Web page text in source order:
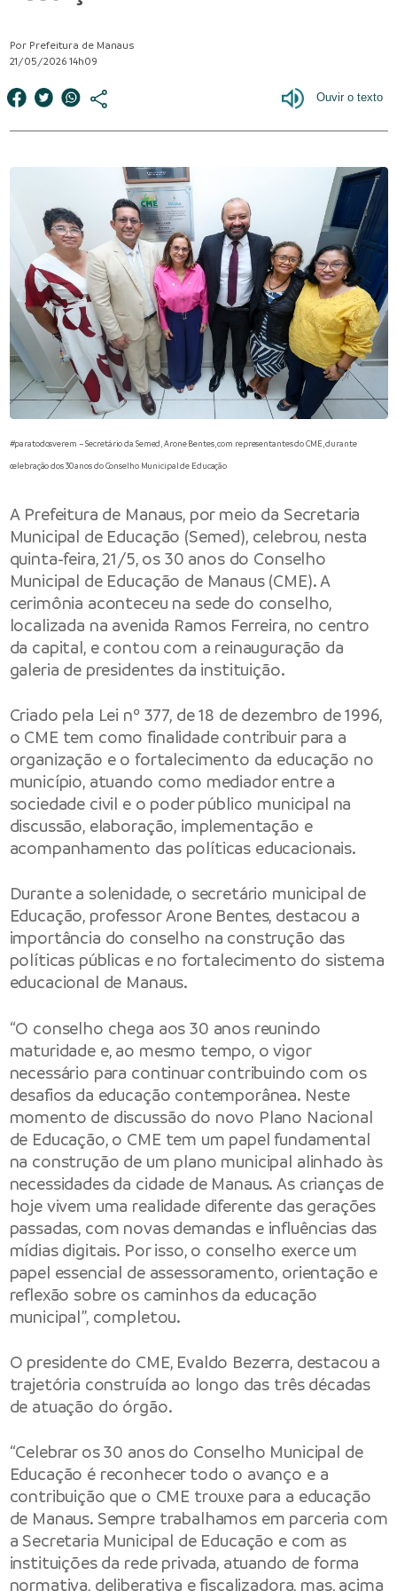
Por Prefeitura de Manaus
21/05/2026 14h09
#paratodosverem – Secretário da Semed, Arone Bentes, com representantes do CME, durante
celebração dos 30 anos do Conselho Municipal de Educação
A Prefeitura de Manaus, por meio da Secretaria
Municipal de Educação (Semed), celebrou, nesta
quinta-feira, 21/5, os 30 anos do Conselho
Municipal de Educação de Manaus (CME). A
cerimônia aconteceu na sede do conselho,
localizada na avenida Ramos Ferreira, no centro
da capital, e contou com a reinauguração da
galeria de presidentes da instituição.
Criado pela Lei nº 377, de 18 de dezembro de 1996,
o CME tem como finalidade contribuir para a
organização e o fortalecimento da educação no
município, atuando como mediador entre a
sociedade civil e o poder público municipal na
discussão, elaboração, implementação e
acompanhamento das políticas educacionais.
Durante a solenidade, o secretário municipal de
Educação, professor Arone Bentes, destacou a
importância do conselho na construção das
políticas públicas e no fortalecimento do sistema
educacional de Manaus.
“O conselho chega aos 30 anos reunindo
maturidade e, ao mesmo tempo, o vigor
necessário para continuar contribuindo com os
desafios da educação contemporânea. Neste
momento de discussão do novo Plano Nacional
de Educação, o CME tem um papel fundamental
na construção de um plano municipal alinhado às
necessidades da cidade de Manaus. As crianças de
hoje vivem uma realidade diferente das gerações
passadas, com novas demandas e influências das
mídias digitais. Por isso, o conselho exerce um
papel essencial de assessoramento, orientação e
reflexão sobre os caminhos da educação
municipal”, completou.
O presidente do CME, Evaldo Bezerra, destacou a
trajetória construída ao longo das três décadas
de atuação do órgão.
“Celebrar os 30 anos do Conselho Municipal de
Educação é reconhecer todo o avanço e a
contribuição que o CME trouxe para a educação
de Manaus. Sempre trabalhamos em parceria com
a Secretaria Municipal de Educação e com as
instituições da rede privada, atuando de forma
normativa, deliberativa e fiscalizadora, mas, acima